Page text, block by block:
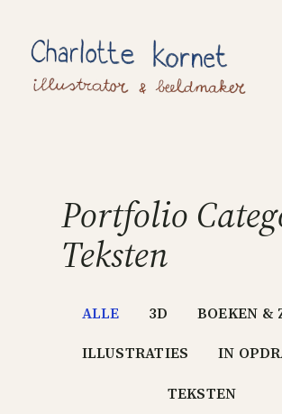
naar
inhoud
Portfolio
Teksten
ALLE 3D BOEKEN &
ILLUSTRATIES IN
TEKSTEN